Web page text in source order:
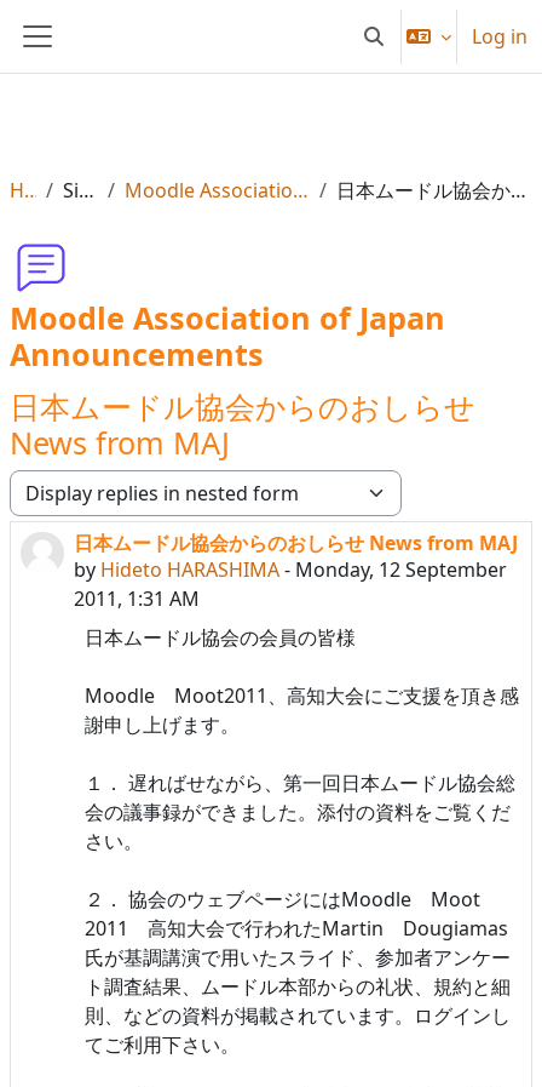
Side panel Toggle search input
Log in
Home Site pages Moodle Association of Japan Announcements 日本ムードル協会からのおしらせ News from MAJ
Moodle Association of Japan
Announcements
日本ムードル協会からのおしらせ
News from MAJ
Display mode
日本ムードル協会からのおしらせ News from MAJ
by Hideto HARASHIMA- Monday, 12 September
2011, 1:31 AM
Number of replies: 0
日本ムードル協会の会員の皆様
Moodle Moot2011、高知大会にご支援を頂き感
謝申し上げます。
１． 遅ればせながら、第一回日本ムードル協会総
会の議事録ができました。添付の資料をご覧くだ
さい。
２． 協会のウェブページにはMoodle Moot
2011 高知大会で行われたMartin Dougiamas
氏が基調講演で用いたスライド、参加者アンケー
ト調査結果、ムードル本部からの礼状、規約と細
則、などの資料が掲載されています。ログインし
てご利用下さい。